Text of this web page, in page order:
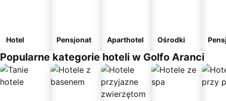
Hotel Pensjonat Aparthotel Ośrodki
Popularne kategorie hoteli w Golfo Aranci